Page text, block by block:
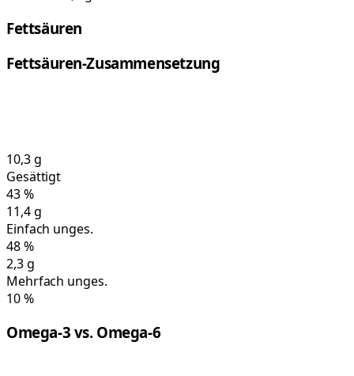
Fettsäuren
Fettsäuren-Zusammensetzung
10,3g
Gesättigt
43%
11,4g
Einfach unges.
48%
2,3g
Mehrfach unges.
10%
Omega-3 vs. Omega-6